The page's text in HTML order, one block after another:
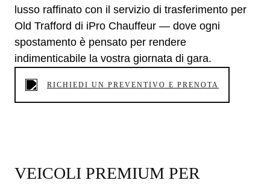
lusso raffinato con il servizio di trasferimento per
Old Trafford di iPro Chauffeur — dove ogni
spostamento è pensato per rendere
indimenticabile la vostra giornata di gara.
RICHIEDI UN PREVENTIVO E PRENOTA
VEICOLI PREMIUM PER